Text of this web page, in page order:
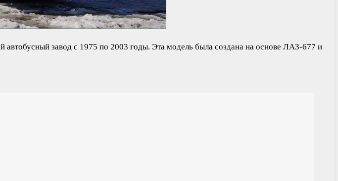
завод с 1975 по 2003 годы. Эта модель была создана на основе ЛАЗ-677 и